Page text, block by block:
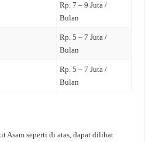
Rp. 7 – 9 Juta /
Bulan
Rp. 5 – 7 Juta /
Bulan
Rp. 5 – 7 Juta /
Bulan
Asam seperti di atas, dapat dilihat